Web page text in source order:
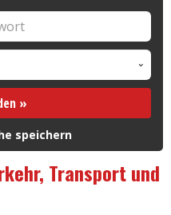
»
speichern
Transport und